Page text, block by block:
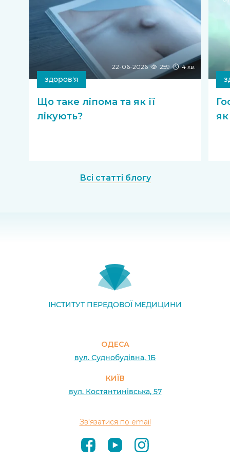
22-06-2026 259 4 хв.
здоров'я
Що таке ліпома та як її
лікують?
Всі статті блогу
ІНСТИТУТ ПЕРЕДОВОЇ МЕДИЦИНИ
ОДЕСА
вул. Суднобудівна, 1Б
КИЇВ
вул. Костянтинівська, 57
Зв'язатися по email